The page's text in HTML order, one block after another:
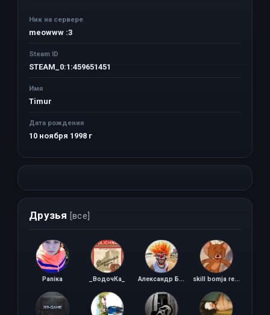
Ник на сервере
meowww :3
Steam ID
STEAM_0:1:459651451
Имя
Timur
Дата рождения
10 ноября 1998 г
Друзья [все]
Paniкa _ВодочКа_ Александр Бодня skill bomja reakcija mangusta